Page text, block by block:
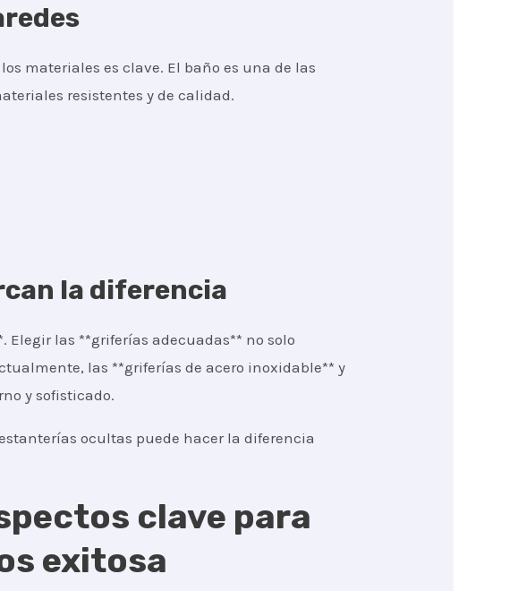
materiales es clave. El baño es una de las
resistentes y de calidad.
la diferencia
Elegir las **griferías adecuadas** no solo
las **griferías de acero inoxidable** y
y sofisticado.
ocultas puede hacer la diferencia
clave para
exitosa